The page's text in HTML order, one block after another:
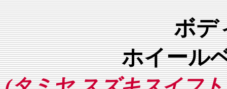
ボデ
ホイール